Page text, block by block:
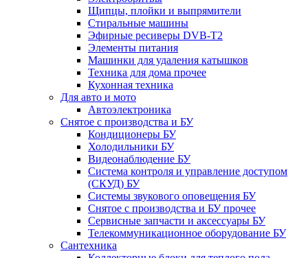
Щипцы, плойки и выпрямители
Стиральные машины
Эфирные ресиверы DVB-T2
Элементы питания
Машинки для удаления катышков
Техника для дома прочее
Кухонная техника
Для авто и мото
Автоэлектроника
Снятое с производства и БУ
Кондиционеры БУ
Холодильники БУ
Видеонаблюдение БУ
Система контроля и управление доступом
(СКУД) БУ
Системы звукового оповещения БУ
Снятое с производства и БУ прочее
Сервисные запчасти и аксессуары БУ
Телекоммуникационное оборудование БУ
Сантехника